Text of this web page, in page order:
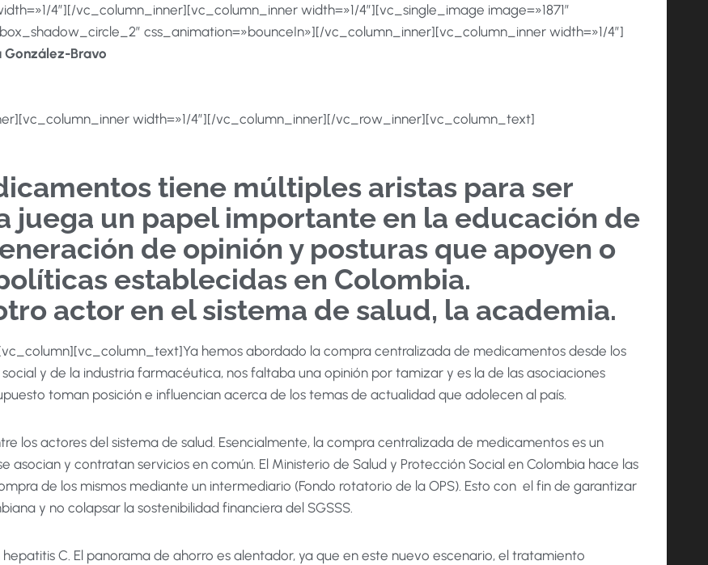
4″][/vc_column_inner][vc_column_inner width=»1/4″][vc_single_image image=»1871″
css_animation=»bounceIn»][/vc_column_inner][vc_column_inner width=»1/4″]
González-Bravo
width=»1/4″][/vc_column_inner][/vc_row_inner][vc_column_text]
tiene múltiples aristas para ser
juega un papel importante en la educación de
de opinión y posturas que apoyen o
establecidas en Colombia.
actor en el sistema de salud, la academia.
hemos abordado la compra centralizada de medicamentos desde los
y de la industria farmacéutica, nos faltaba una opinión por tamizar y es la de las asociaciones
toman posición e influencian acerca de los temas de actualidad que adolecen al país.
los actores del sistema de salud. Esencialmente, la compra centralizada de medicamentos es un
asocian y contratan servicios en común. El Ministerio de Salud y Protección Social en Colombia hace las
de los mismos mediante un intermediario (Fondo rotatorio de la OPS). Esto con el fin de garantizar
y no colapsar la sostenibilidad financiera del SGSSS.
C. El panorama de ahorro es alentador, ya que en este nuevo escenario, el tratamiento